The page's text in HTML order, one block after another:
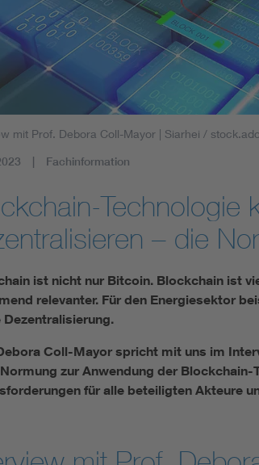
Industry
Living
Mobility
Smart Cities
mit Prof. Debora Coll-Mayor | Siarhei /
Fachinformation
Technologie
– die
ist nicht nur Bitcoin. Blockchain ist
relevanter. Für den Energiesektor
Dezentralisierung.
Coll-Mayor spricht mit uns im
zur Anwendung der
für alle beteiligten Akteure